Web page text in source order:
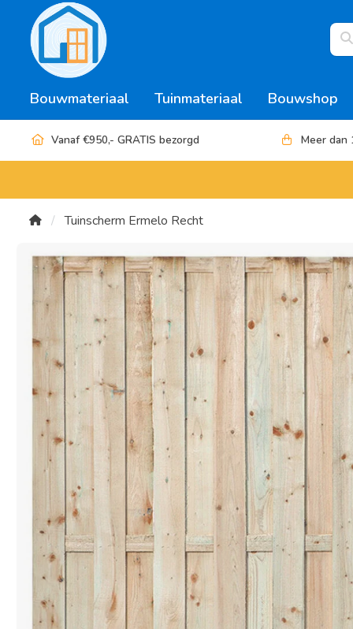
Bouwmateriaal Tuinmateriaal Bouwshop
Vanaf €950,- GRATIS bezorgd Meer dan
Tuinscherm Ermelo Recht